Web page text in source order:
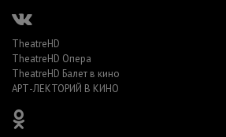
TheatreHD
TheatreHD Опера
TheatreHD Балет в кино
АРТ-ЛЕКТОРИЙ В КИНО